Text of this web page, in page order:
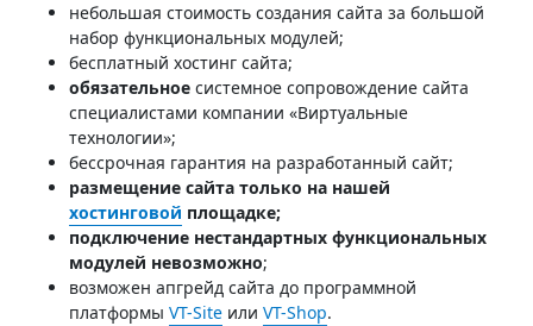
небольшая стоимость создания сайта за большой
набор функциональных модулей;
бесплатный хостинг сайта;
обязательное системное сопровождение сайта
специалистами компании «Виртуальные
технологии»;
бессрочная гарантия на разработанный сайт;
размещение сайта только на нашей
хостинговой площадке;
подключение нестандартных функциональных
модулей невозможно;
возможен апгрейд сайта до программной
платформы VT-Site или VT-Shop.